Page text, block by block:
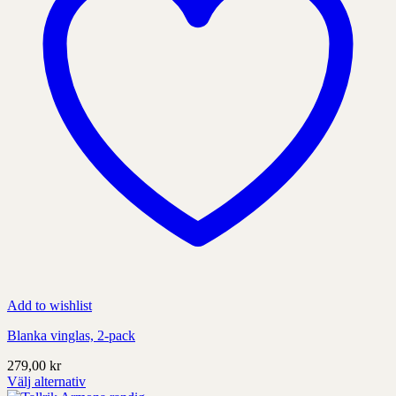
produktens
Add to wishlist
Blanka vinglas, 2-pack
279,00 kr
Välj alternativ